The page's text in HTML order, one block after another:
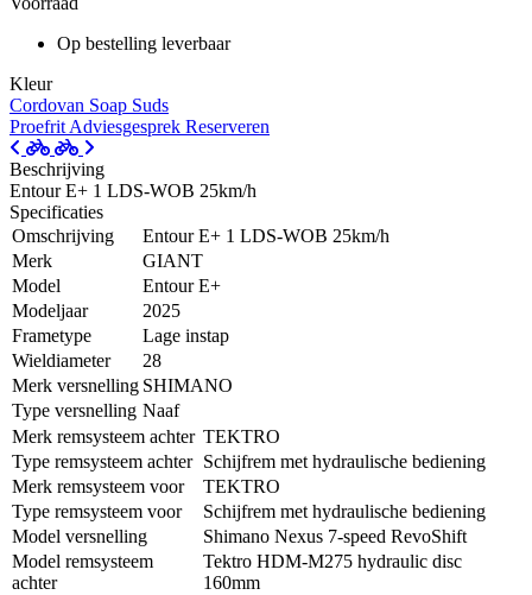
Op bestelling leverbaar
Kleur
Cordovan Soap Suds
Proefrit Adviesgesprek Reserveren
Beschrijving
Entour E+ 1 LDS-WOB 25km/h
Specificaties
Omschrijving
Entour E+ 1 LDS-WOB 25km/h
Merk
GIANT
Model
Entour E+
Modeljaar
2025
Frametype
Lage instap
Wieldiameter
28
Merk versnelling SHIMANO
Type versnelling Naaf
Merk remsysteem achter TEKTRO
Type remsysteem achter Schijfrem met hydraulische bediening
Merk remsysteem voor
TEKTRO
Type remsysteem voor
Schijfrem met hydraulische bediening
Model versnelling
Shimano Nexus 7-speed RevoShift
Model remsysteem
achter
Tektro HDM-M275 hydraulic disc
160mm